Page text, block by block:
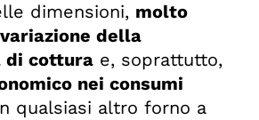
dimensioni, molto
della
di cotturae, soprattutto,
nei consumi
qualsiasi altro forno a